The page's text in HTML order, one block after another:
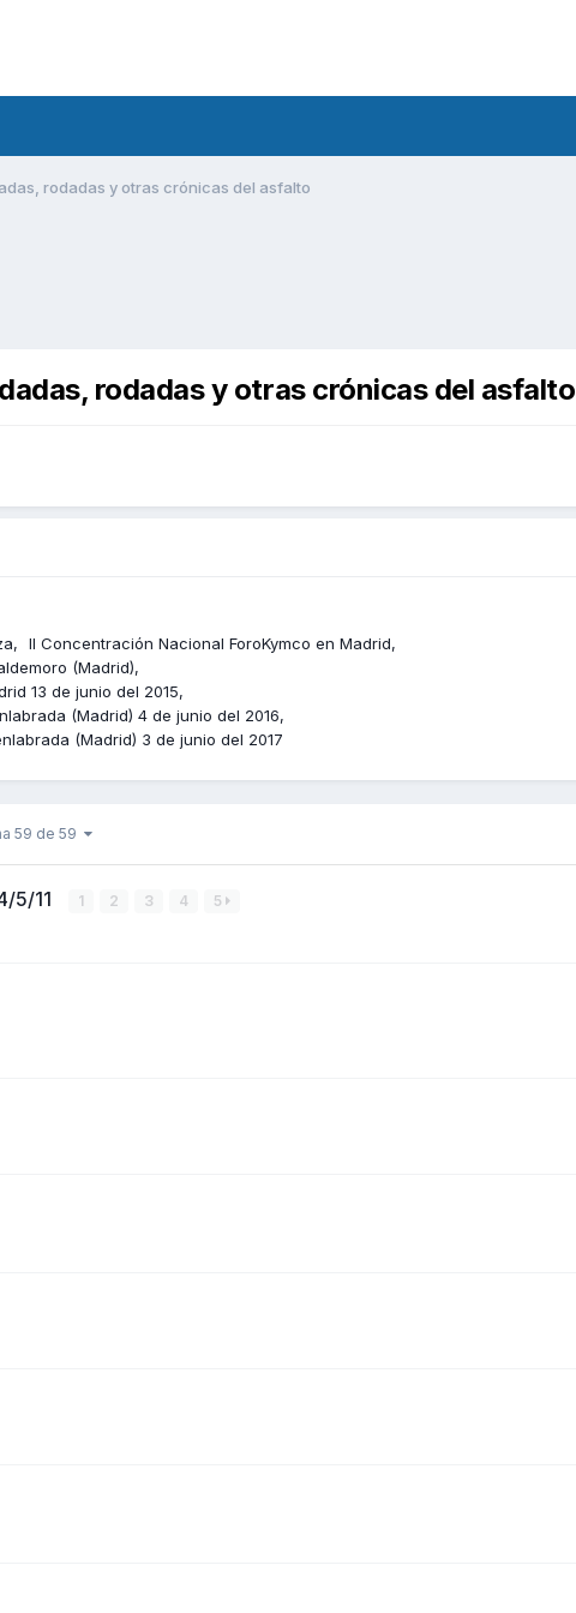
rodadas y otras crónicas del asfalto
rodadas y otras crónicas del asfalto
II Concentración Nacional ForoKymco en Madrid
(Madrid)
13 de junio del 2015
(Madrid) 4 de junio del 2016
(Madrid) 3 de junio del 2017
59 de 59
5/11 1 2 3 4 5